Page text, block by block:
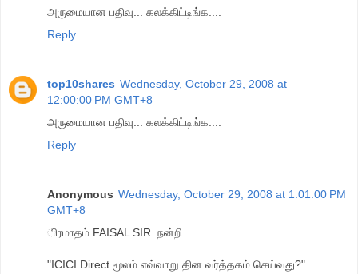
அருமையான பதிவு... கலக்கிட்டிங்க....
Reply
top10shares Wednesday, October 29, 2008 at
12:00:00 PM GMT+8
அருமையான பதிவு... கலக்கிட்டிங்க....
Reply
Anonymous Wednesday, October 29, 2008 at 1:01:00 PM
GMT+8
ிரமாதம் FAISAL SIR. நன்றி.
"ICICI Direct மூலம் எவ்வாறு தின வர்த்தகம் செய்வது?"